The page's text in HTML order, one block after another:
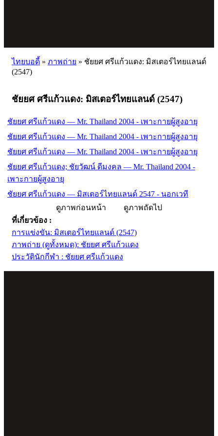
ไทยบอดี้ » ภาพถ่าย » ชัยยศ ศรีแก้วแดง: มิสเตอร์ไทยแลนด์
(2547)
ชัยยศ ศรีแก้วแดง: มิสเตอร์ไทยแลนด์ (2547)
ชัยยศ ศรีแก้วแดง — Mr. Thailand 2004 - เพาะกายผู้สูงอายุ
ชัยยศ ศรีแก้วแดง — Mr. Thailand 2004 - เพาะกายผู้สูงอายุ
ชัยยศ ศรีแก้วแดง — Mr. Thailand 2004 - เพาะกายผู้สูงอายุ
ชัยยศ ศรีแก้วแดง; ชัยวัฒน์ ดีมงคล — Mr. Thailand 2004 -
เพาะกายผู้สูงอายุ
ชัยยศ ศรีแก้วแดง — มิสเตอร์ไทยแลนด์ 2547 - นอกเวที
ดูภาพก่อนหน้า
ดูภาพถัดไป
ที่เกี่ยวข้อง :
การแข่งขัน: มิสเตอร์ไทยแลนด์ (2547)
ภาพถ่าย (ดูทั้งหมด): ชัยยศ ศรีแก้วแดง
ประวัตินักกีฬา : ชัยยศ ศรีแก้วแดง